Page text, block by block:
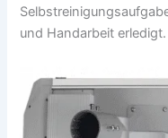
und Handarbeit erledigt.